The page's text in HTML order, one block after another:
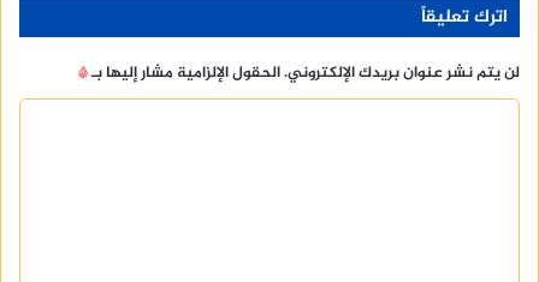
اترك تعليقاً
لن يتم نشر عنوان بريدك الإلكتروني.الحقول الإلزامية مشار إليها بـ*